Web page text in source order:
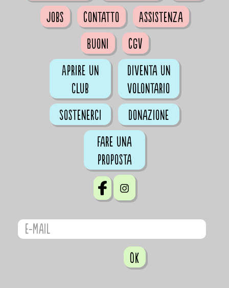
Jobs
Contatto
Assistenza
Buoni
CGV
Aprire un
club
Diventa un
volontario
Sostenerci
Donazione
Fare una
proposta
OK